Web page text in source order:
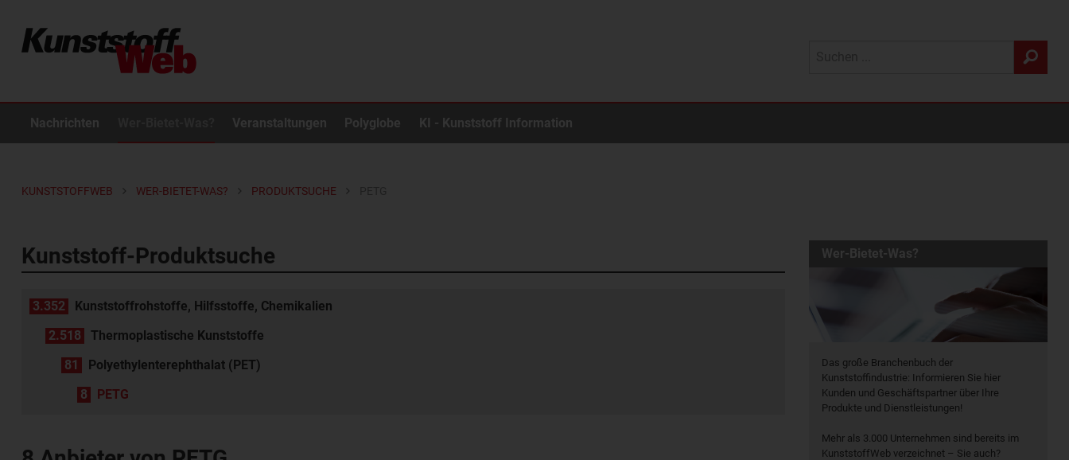
Nachrichten Veranstaltungen Polyglobe KI - Kunststoff Information
KUNSTSTOFFWEB WER-BIETET-WAS? PRODUKTSUCHE
Kunststoff-Produktsuche
3.352
Kunststoffrohstoffe, Hilfsstoffe, Chemikalien
2.518
Thermoplastische Kunststoffe
81
Polyethylenterephthalat (PET)
8
PETG
Wer-Bietet-Was?
Das große Branchenbuch der
Kunststoffindustrie: Informieren Sie hier
Kunden und Geschäftspartner über Ihre
Produkte und Dienstleistungen!
Mehr als 3.000 Unternehmen sind bereits im
KunststoffWeb verzeichnet – Sie auch?